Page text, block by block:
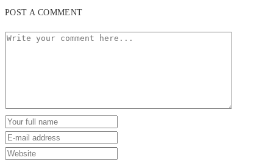
POST A COMMENT